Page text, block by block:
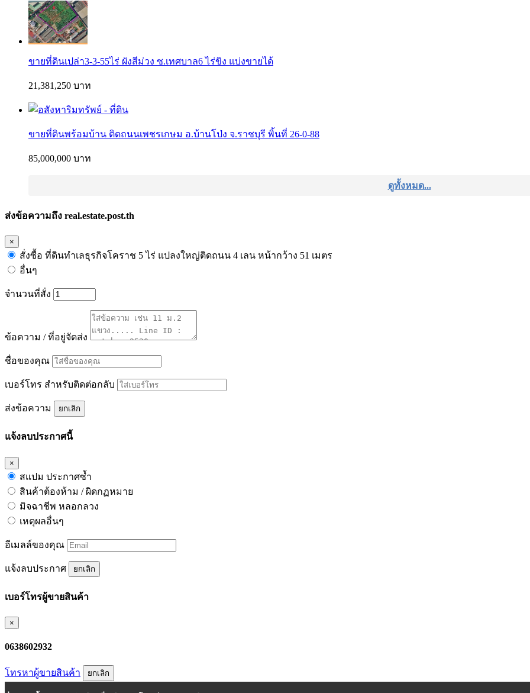
ขายที่ดินเปล่า3-3-55ไร่ ผังสีม่วง ซ.เทศบาล6 ไร่ขิง แบ่งขายได้
21,381,250 บาท
ขายที่ดินพร้อมบ้าน ติดถนนเพชรเกษม อ.บ้านโป่ง จ.ราชบุรี พิ้นที่ 26-0-88
85,000,000 บาท
ดูทั้งหมด...
ส่งข้อความถึง real.estate.post.th
×
สั่งซื้อ ที่ดินทำเลธุรกิจโคราช 5 ไร่ แปลงใหญ่ติดถนน 4 เลน หน้ากว้าง 51 เมตร
อื่นๆ
จำนวนที่สั่ง
ข้อความ / ที่อยู่จัดส่ง
ชื่อของคุณ
เบอร์โทร สำหรับติดต่อกลับ
ส่งข้อความ ยกเลิก
แจ้งลบประกาศนี้
×
สแปม ประกาศซ้ำ
สินค้าต้องห้าม / ผิดกฏหมาย
มิจฉาชีพ หลอกลวง
เหตุผลอื่นๆ
อีเมลล์ของคุณ
แจ้งลบประกาศ ยกเลิก
เบอร์โทรผู้ขายสินค้า
×
0638602932
โทรหาผู้ขายสินค้า ยกเลิก